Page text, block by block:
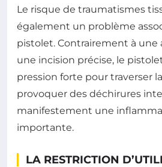
Le risque de traumatismes
également un problème
pistolet. Contrairement à une
une incision précise, le
pression forte pour traverser
provoquer des déchirures
manifestement une
importante.
LA RESTRICTION